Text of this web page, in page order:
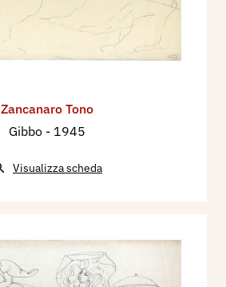
Zancanaro Tono
Gibbo - 1945
Visualizza scheda